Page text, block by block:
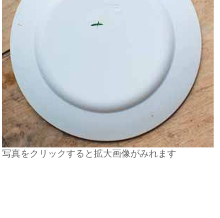
写真をクリックすると拡大画像がみれます